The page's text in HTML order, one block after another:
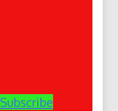
Subscribe